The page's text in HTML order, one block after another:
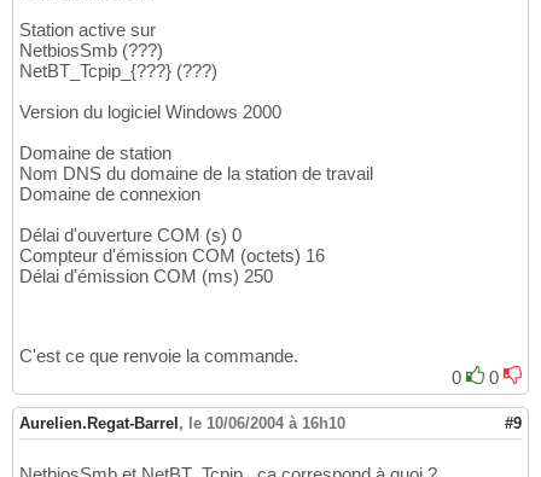
Station active sur
NetbiosSmb (???)
NetBT_Tcpip_{???} (???)
Version du logiciel Windows 2000
Domaine de station
Nom DNS du domaine de la station de travail
Domaine de connexion
Délai d'ouverture COM (s) 0
Compteur d'émission COM (octets) 16
Délai d'émission COM (ms) 250
C'est ce que renvoie la commande.
0
0
Aurelien.Regat-Barrel, le 10/06/2004 à 16h10 #9